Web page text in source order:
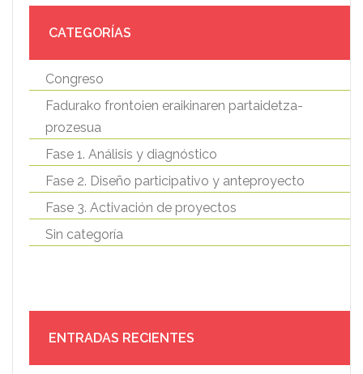
CATEGORÍAS
Congreso
Fadurako frontoien eraikinaren partaidetza-
prozesua
Fase 1. Análisis y diagnóstico
Fase 2. Diseño participativo y anteproyecto
Fase 3. Activación de proyectos
Sin categoría
ENTRADAS RECIENTES